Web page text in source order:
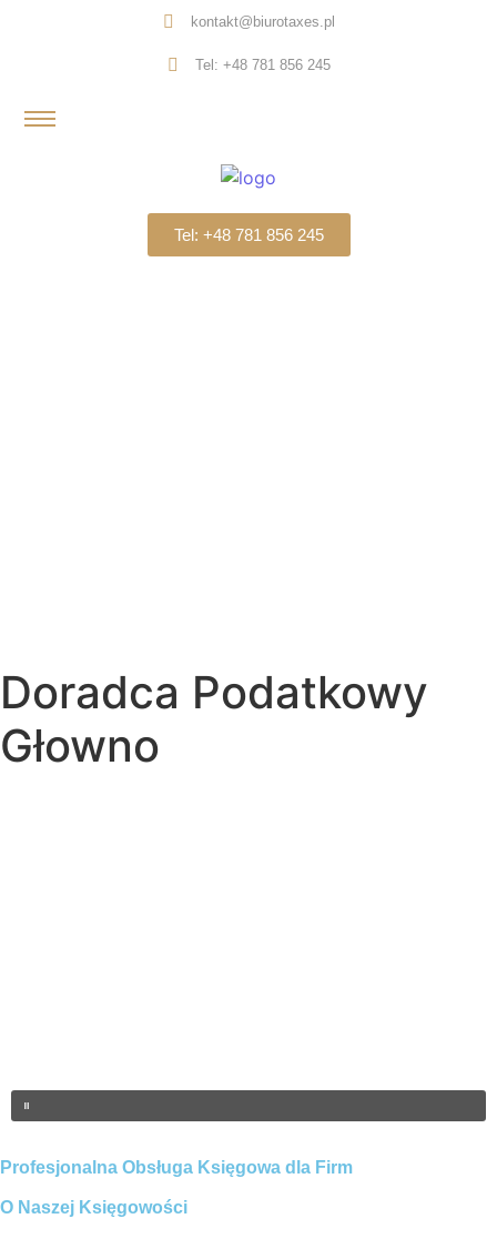
kontakt@biurotaxes.pl
Tel: +48 781 856 245
Tel: +48 781 856 245
Doradca Podatkowy
Głowno
Profesjonalna Obsługa Księgowa dla Firm
O Naszej Księgowości